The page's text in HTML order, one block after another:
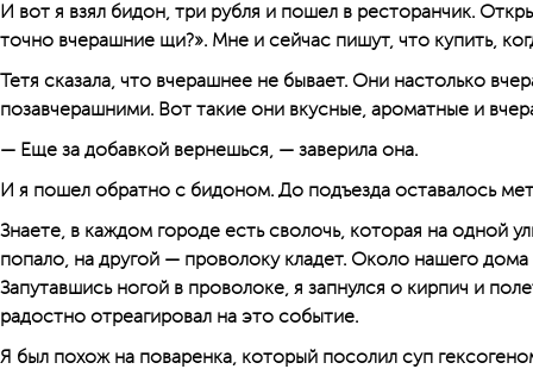
И вот я взял бидон, три рубля и пошел в ресторанчик.
точно вчерашние щи?». Мне и сейчас пишут, что купить,
Тетя сказала, что вчерашнее не бывает. Они настолько
позавчерашними. Вот такие они вкусные, ароматные и
— Еще за добавкой вернешься, — заверила она.
И я пошел обратно с бидоном. До подъезда оставалось
Знаете, в каждом городе есть сволочь, которая на одной
попало, на другой — проволоку кладет. Около нашего дома
Запутавшись ногой в проволоке, я запнулся о кирпич и
радостно отреагировал на это событие.
Я был похож на поваренка, который посолил суп